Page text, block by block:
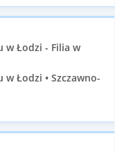
w Łodzi - Filia w
w Łodzi • Szczawno-